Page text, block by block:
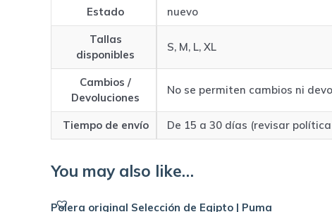
Estado nuevo
Tallas
disponibles
S, M, L, XL
Cambios /
Devoluciones
No se permiten cambios ni
Tiempo de envío De 15 a 30 días (revisar
You may also like…
Polera original Selección de Egipto | Puma